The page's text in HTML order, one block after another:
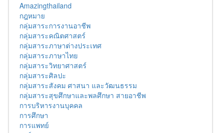
Amazingthailand
กฎหมาย
กลุ่มสาระการงานอาชีพ
กลุ่มสาระคณิตศาสตร์
กลุ่มสาระภาษาต่างประเทศ
กลุ่มสาระภาษาไทย
กลุ่มสาระวิทยาศาสตร์
กลุ่มสาระศิลปะ
กลุ่มสาระสังคม ศาสนา และวัฒนธรรม
กลุ่มสาระสุขศึกษาและพลศึกษา สายอาชีพ
การบริหารงานบุคคล
การศึกษา
การแพทย์